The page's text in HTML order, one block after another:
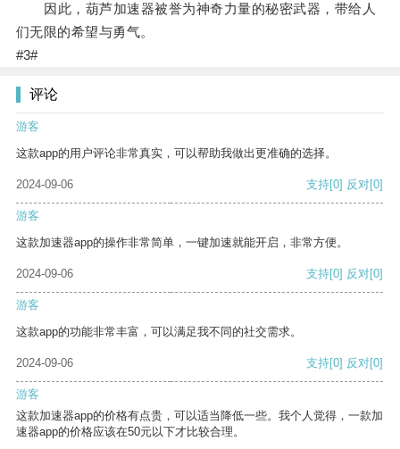
因此，葫芦加速器被誉为神奇力量的秘密武器，带给人
们无限的希望与勇气。
#3#
评论
游客
这款app的用户评论非常真实，可以帮助我做出更准确的选择。
2024-09-06 支持[0] 反对[0]
游客
这款加速器app的操作非常简单，一键加速就能开启，非常方便。
2024-09-06 支持[0] 反对[0]
游客
这款app的功能非常丰富，可以满足我不同的社交需求。
2024-09-06 支持[0] 反对[0]
游客
这款加速器app的价格有点贵，可以适当降低一些。我个人觉得，一款加
速器app的价格应该在50元以下才比较合理。